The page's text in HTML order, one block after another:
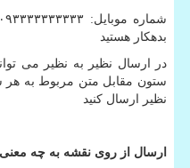
بدهکار هستید
در ارسال نظیر به نظیر می
ستون مقابل متن مربوط به هر
نظیر ارسال کنید
ارسال از روی نقشه به چه